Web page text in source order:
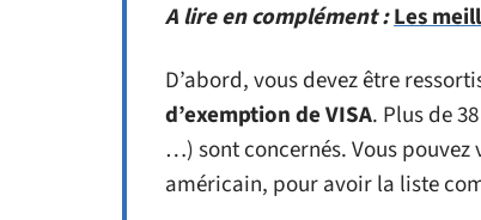
A lire en complément :Les
D’abord, vous devez être
d’exemption de VISA. Plus de
…) sont concernés. Vous
américain, pour avoir la liste